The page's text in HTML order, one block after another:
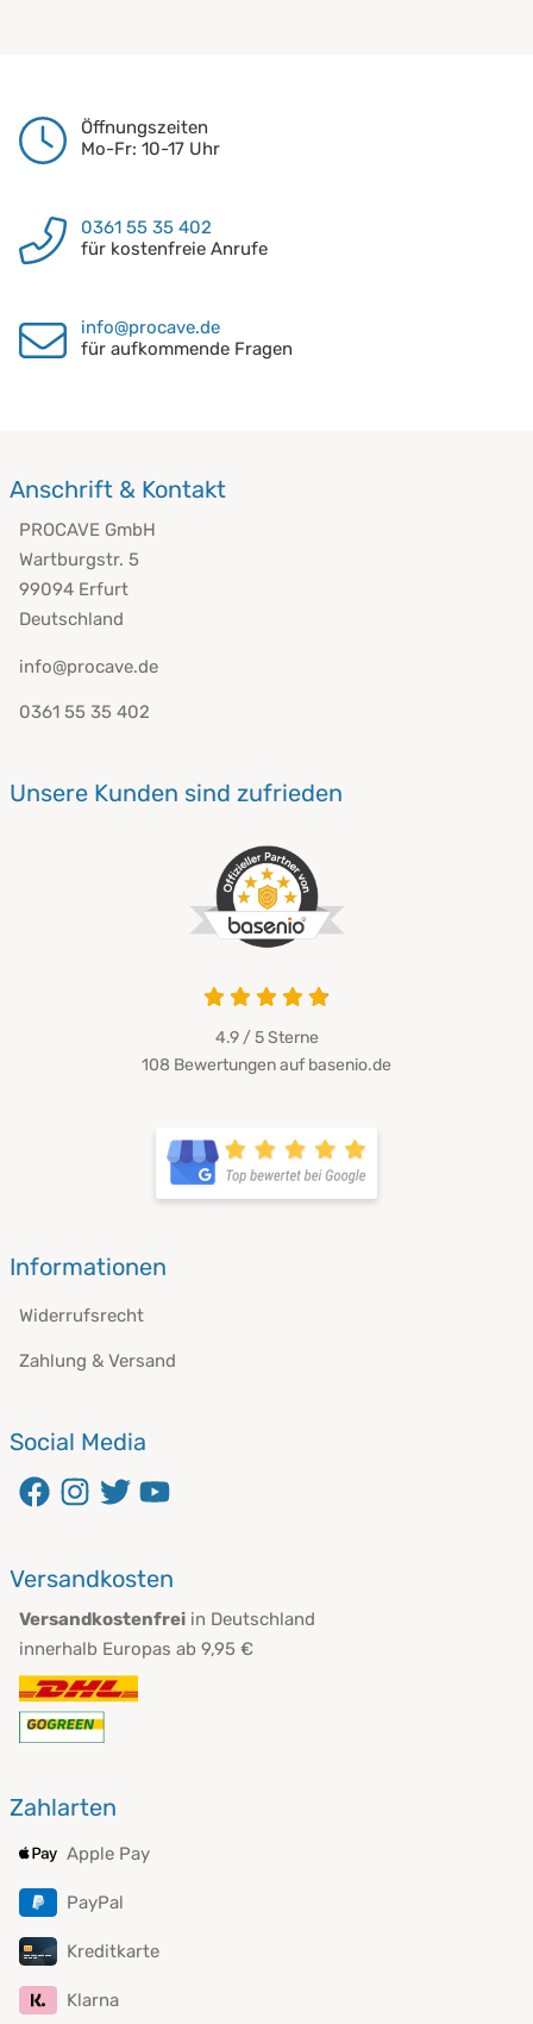
Öffnungszeiten
Mo-Fr: 10-17 Uhr
0361 55 35 402
für kostenfreie Anrufe
info@procave.de
für aufkommende Fragen
Anschrift & Kontakt
PROCAVE GmbH
Wartburgstr. 5
99094 Erfurt
Deutschland
info@procave.de
0361 55 35 402
Unsere Kunden sind zufrieden
4.9 von 5
4.9 / 5Sterne
108 Bewertungen auf basenio.de
öffnet in neuem Fenster
Informationen
Widerrufsrecht
Zahlung & Versand
Social Media
öffnet in neuem Fenster
öffnet in neuem Fenster
öffnet in neuem Fenster
Versandkosten
Versandkostenfrei in Deutschland
innerhalb Europas ab 9,95 €
Zahlarten
Apple Pay
PayPal
Kreditkarte
Klarna